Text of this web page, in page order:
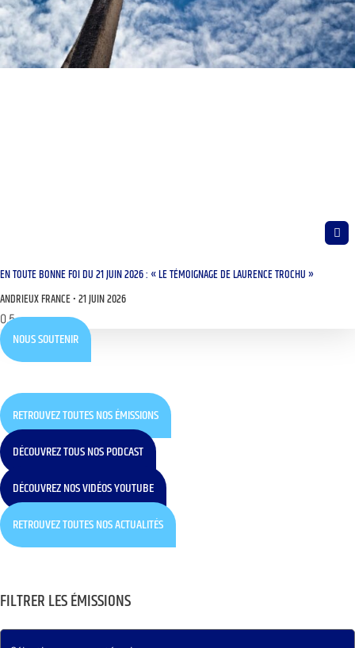
EN TOUTE BONNE FOI DU 21 JUIN 2026 : « LE TÉMOIGNAGE DE LAURENCE TROCHU »
ANDRIEUX FRANCE 21 JUIN 2026
NOUS SOUTENIR
RETROUVEZ TOUTES NOS ÉMISSIONS
DÉCOUVREZ TOUS NOS PODCAST
DÉCOUVREZ NOS VIDÉOS YOUTUBE
RETROUVEZ TOUTES NOS ACTUALITÉS
FILTRER LES ÉMISSIONS